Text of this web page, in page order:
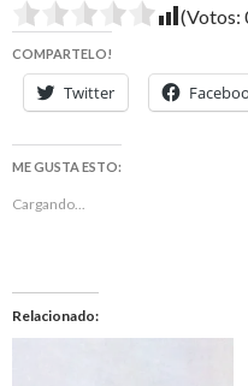
(Votos:
COMPARTELO!
Twitter
ME GUSTA ESTO:
Cargando...
Relacionado